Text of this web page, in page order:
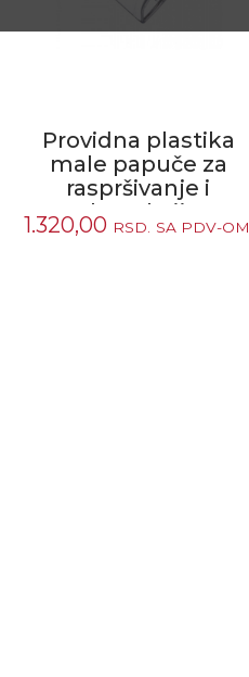
Providna plastika
male papuče za
raspršivanje i
ekstrakciju
1.320,00 RSD. SA PDV-OM.